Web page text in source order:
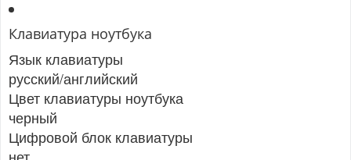
Клавиатура ноутбука
Язык клавиатуры
русский/английский
Цвет клавиатуры ноутбука
черный
Цифровой блок клавиатуры